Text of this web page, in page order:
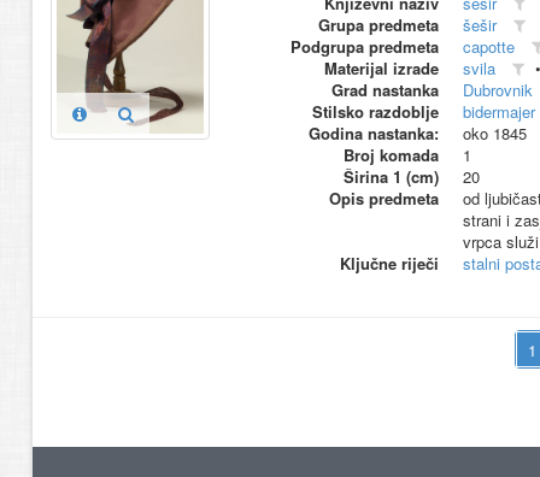
Grupa predmeta
šešir
Podgrupa predmeta
capotte
Materijal izrade
svila
Grad nastanka
Dubrovnik
Stilsko razdoblje
bidermajer
Godina nastanka:
oko 1845
Broj komada
1
Širina 1 (cm)
20
Opis predmeta
od
strani i
vrpca
Ključne riječi
stalni